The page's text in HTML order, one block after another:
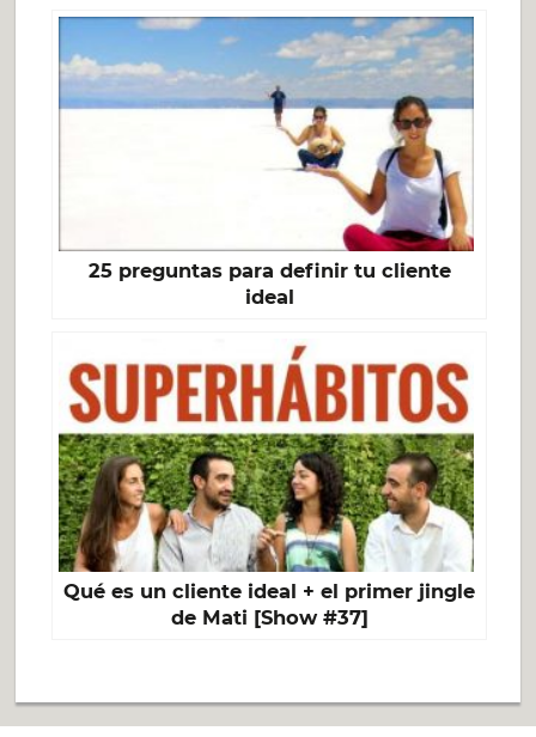
25 preguntas para definir tu cliente
ideal
Qué es un cliente ideal + el primer jingle
de Mati [Show #37]